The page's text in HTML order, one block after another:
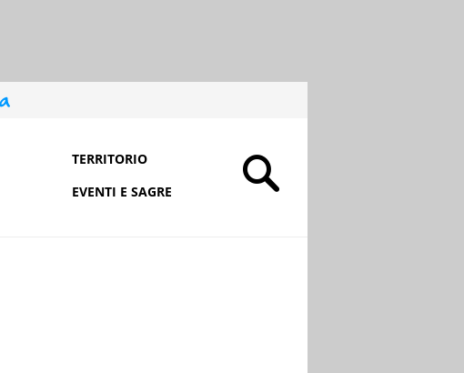
TERRITORIO
EVENTI E SAGRE